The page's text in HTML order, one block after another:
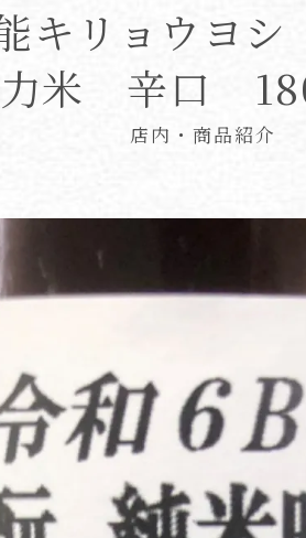
店内・商品紹介
キリョウ
力米 辛口